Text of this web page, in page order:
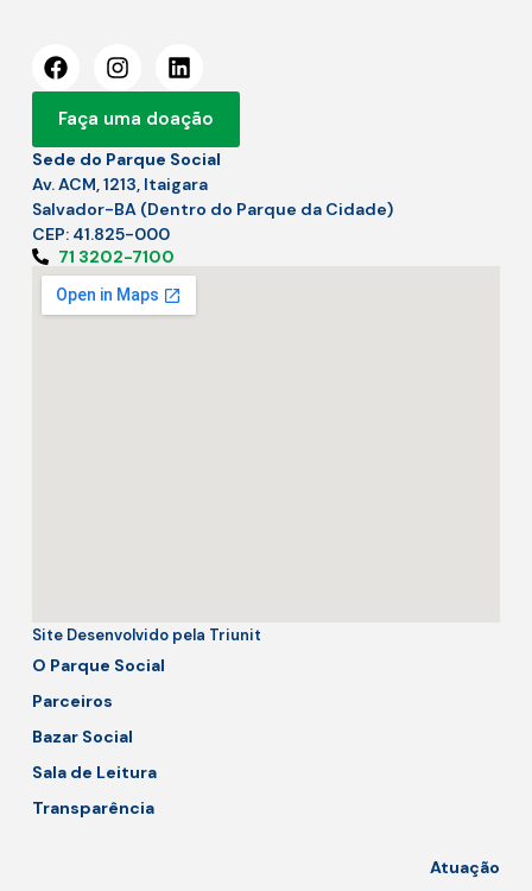
Faça uma doação
Sede do Parque Social
Av. ACM, 1213, Itaigara
Salvador-BA (Dentro do Parque da Cidade)
CEP: 41.825-000
71 3202-7100
Site Desenvolvido pela Triunit
O Parque Social
Parceiros
Bazar Social
Sala de Leitura
Transparência
Atuação